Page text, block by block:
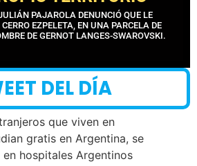
PAJAROLA DENUNCIÓ QUE LE
EZPELETA, EN UNA PARCELA DE
DE GERNOT LANGES-SWAROVSKI.
DEL DÍA
que viven en
gratis en Argentina, se
hospitales Argentinos